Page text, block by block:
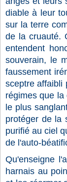
diable à leur
sur la terre
de la cruauté.
entendent
souverain, le
faussement
sceptre affaibli
régimes que
le plus
protéger de la
purifié au ciel
de l'auto-
Qu'enseigne
harnais au